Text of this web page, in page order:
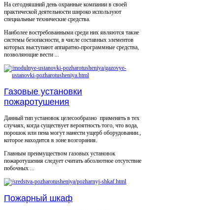
На сегодняшний день охранные компании в своей
практической деятельности широко используют
специальные технические средства.
Наиболее востребованными среди них являются такие
системы безопасности, в числе составных элементов
которых выступают аппаратно-программные средства,
позволяющие вести ...
Газовые установки
пожаротушения
Данный тип установок целесообразно применять в тех
случаях, когда существует вероятность того, что вода,
порошок или пена могут нанести ущерб оборудовании.,
которое находится в зоне возгорания.
Главным преимуществом газовых установок
пожаротушения следует считать абсолютное отсутствие
побочных ...
Пожарный шкаф